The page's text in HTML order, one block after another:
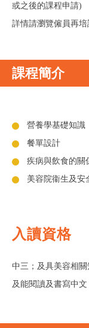
或之後的課程申請)
詳情請瀏覽僱員再
課程簡介
營養學基礎知識
餐單設計
疾病與飲食的關
美容院衞生及安
入讀資格
中三；及具美容相
及能閱讀及書寫中文